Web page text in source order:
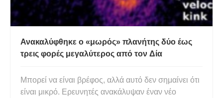
Ανακαλύφθηκε ο «μωρός» πλανήτης δύο έως
τρεις φορές μεγαλύτερος από τον Δία
Μπορεί να είναι βρέφος, αλλά αυτό δεν σημαίνει ότι
είναι μικρό. Ερευνητές ανακάλυψαν έναν νέο